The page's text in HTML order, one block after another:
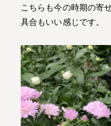
こちらも今の時期の寄
具合もいい感じです。